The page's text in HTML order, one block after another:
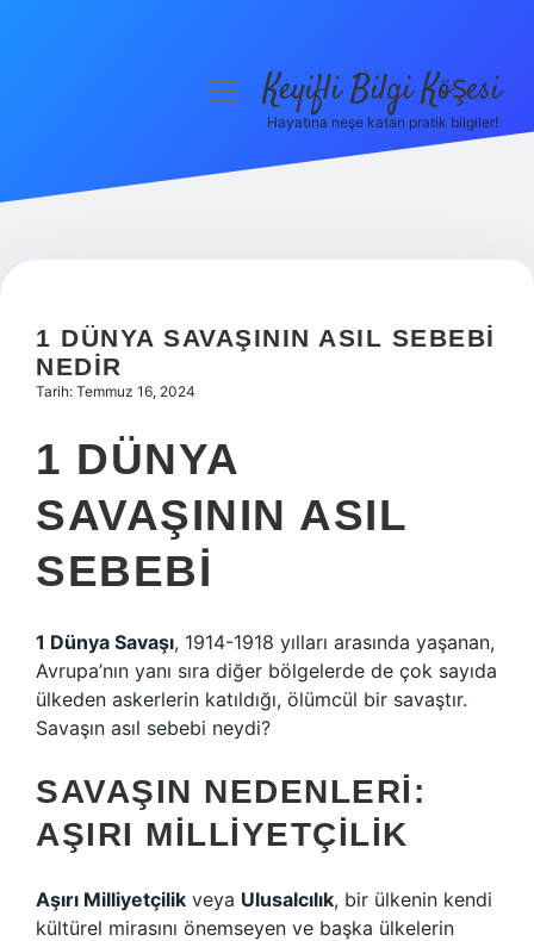
Hakkımızda
menüyüKeyifli Bilgi Köşesi
Hayatına neşe katan pratik bilgiler!
1 DÜNYA SAVAŞININ ASIL SEBEBI
NEDIR
Tarih: Temmuz 16, 2024
1 DÜNYA
SAVAŞININ ASIL
SEBEBI
1 Dünya Savaşı, 1914-1918 yılları arasında yaşanan,
Avrupa’nın yanı sıra diğer bölgelerde de çok sayıda
ülkeden askerlerin katıldığı, ölümcül bir savaştır.
Savaşın asıl sebebi neydi?
SAVAŞIN NEDENLERI:
AŞIRI MILLIYETÇILIK
Aşırı Milliyetçilik veya Ulusalcılık, bir ülkenin kendi
kültürel mirasını önemseyen ve başka ülkelerin